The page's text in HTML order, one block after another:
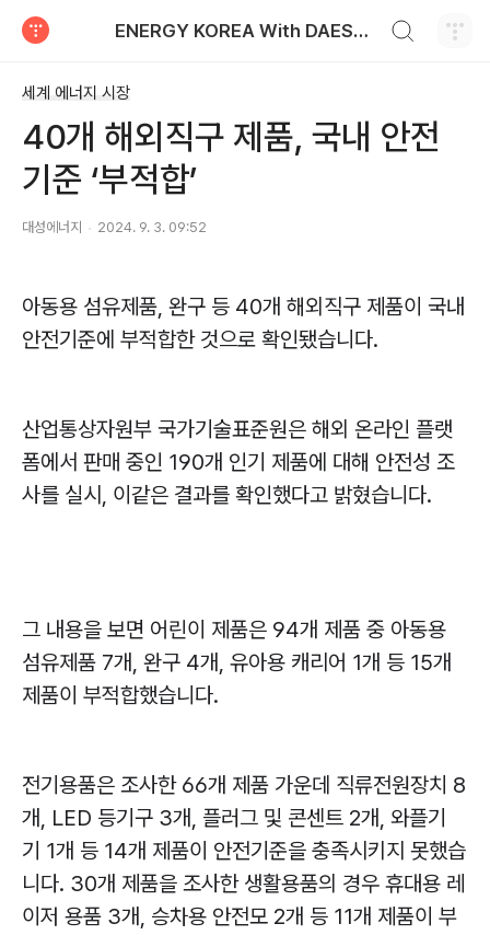
ENERGY KOREA With DAESUNG ENERGY
세계 에너지 시장
40개 해외직구 제품, 국내 안전
기준 ‘부적합’
대성에너지 2024. 9. 3. 09:52
아동용 섬유제품, 완구 등 40개 해외직구 제품이 국내
안전기준에 부적합한 것으로 확인됐습니다.
산업통상자원부 국가기술표준원은 해외 온라인 플랫
폼에서 판매 중인 190개 인기 제품에 대해 안전성 조
사를 실시 , 이같은 결과를 확인했다고 밝혔습니다.
그 내용을 보면 어린이 제품은 94개 제품 중 아동용
섬유제품 7개, 완구 4개, 유아용 캐리어 1개 등 15개
제품이 부적합했습니다.
전기용품은 조사한 66개 제품 가운데 직류전원장치 8
개, LED 등기구 3개, 플러그 및 콘센트 2개, 와플기
기 1개 등 14개 제품이 안전기준을 충족시키지 못했습
니다. 30개 제품을 조사한 생활용품의 경우 휴대용 레
이저 용품 3개, 승차용 안전모 2개 등 11개 제품이 부